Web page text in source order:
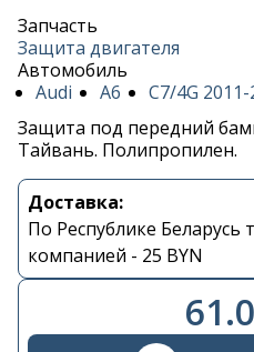
Запчасть
Защита двигателя
Автомобиль
Audi
A6
C7/4G
Защита под передний
Тайвань. Полипропилен.
Доставка:
По Республике Беларусь
компанией - 25 BYN
Контакты
+375 29 870 15